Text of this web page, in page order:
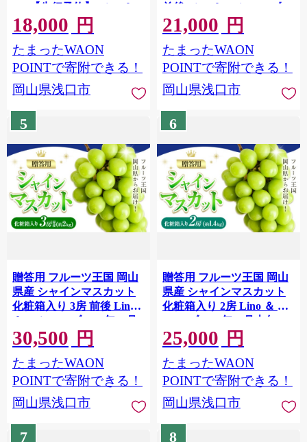
2kg【先行予約】 Lino ＆
Kai Farm《2026年9月中
旬-10月中旬頃出荷》ピオ
ーネ 送料無料 岡山県 浅口
市 ニューピオーネ 岡山 ぶ
18,000 円
たまったWAON
POINTで寄附できる！
岡山県浅口市
前後 Lino ＆ Kai Farm《10
月上旬-11月中旬頃出荷》
マスカット 送料無料 岡山
県 浅口市 シャインマスカ
ット 岡山 ぶどう フルーツ
21,000 円
たまったWAON
POINTで寄附できる！
岡山県浅口市
5
贈答用 フルーツ王国 岡山
県産 シャインマスカット
化粧箱入り 3房 前後 Lino
＆ Kai Farm《2026年10月
上旬-11月中旬頃出荷》マ
スカット 送料無料 岡山県
浅口市 ギフト シャインマ
スカット 岡山 ぶどう フル
30,500 円
たまったWAON
POINTで寄附できる！
岡山県浅口市
6
贈答用 フルーツ王国 岡山
県産 シャインマスカット
化粧箱入り 2房 Lino ＆ Kai
Farm《2026年10月上旬-11
月中旬頃出荷》マスカット
送料無料 岡山県 浅口市 ギ
フト シャインマスカット
岡山 ぶどう フルーツ 果物
25,000 円
たまったWAON
POINTで寄附できる！
岡山県浅口市
7 8